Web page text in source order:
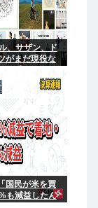
、サザン、ド
がまだ現役な
か？」
国民が米を買
も減益したん